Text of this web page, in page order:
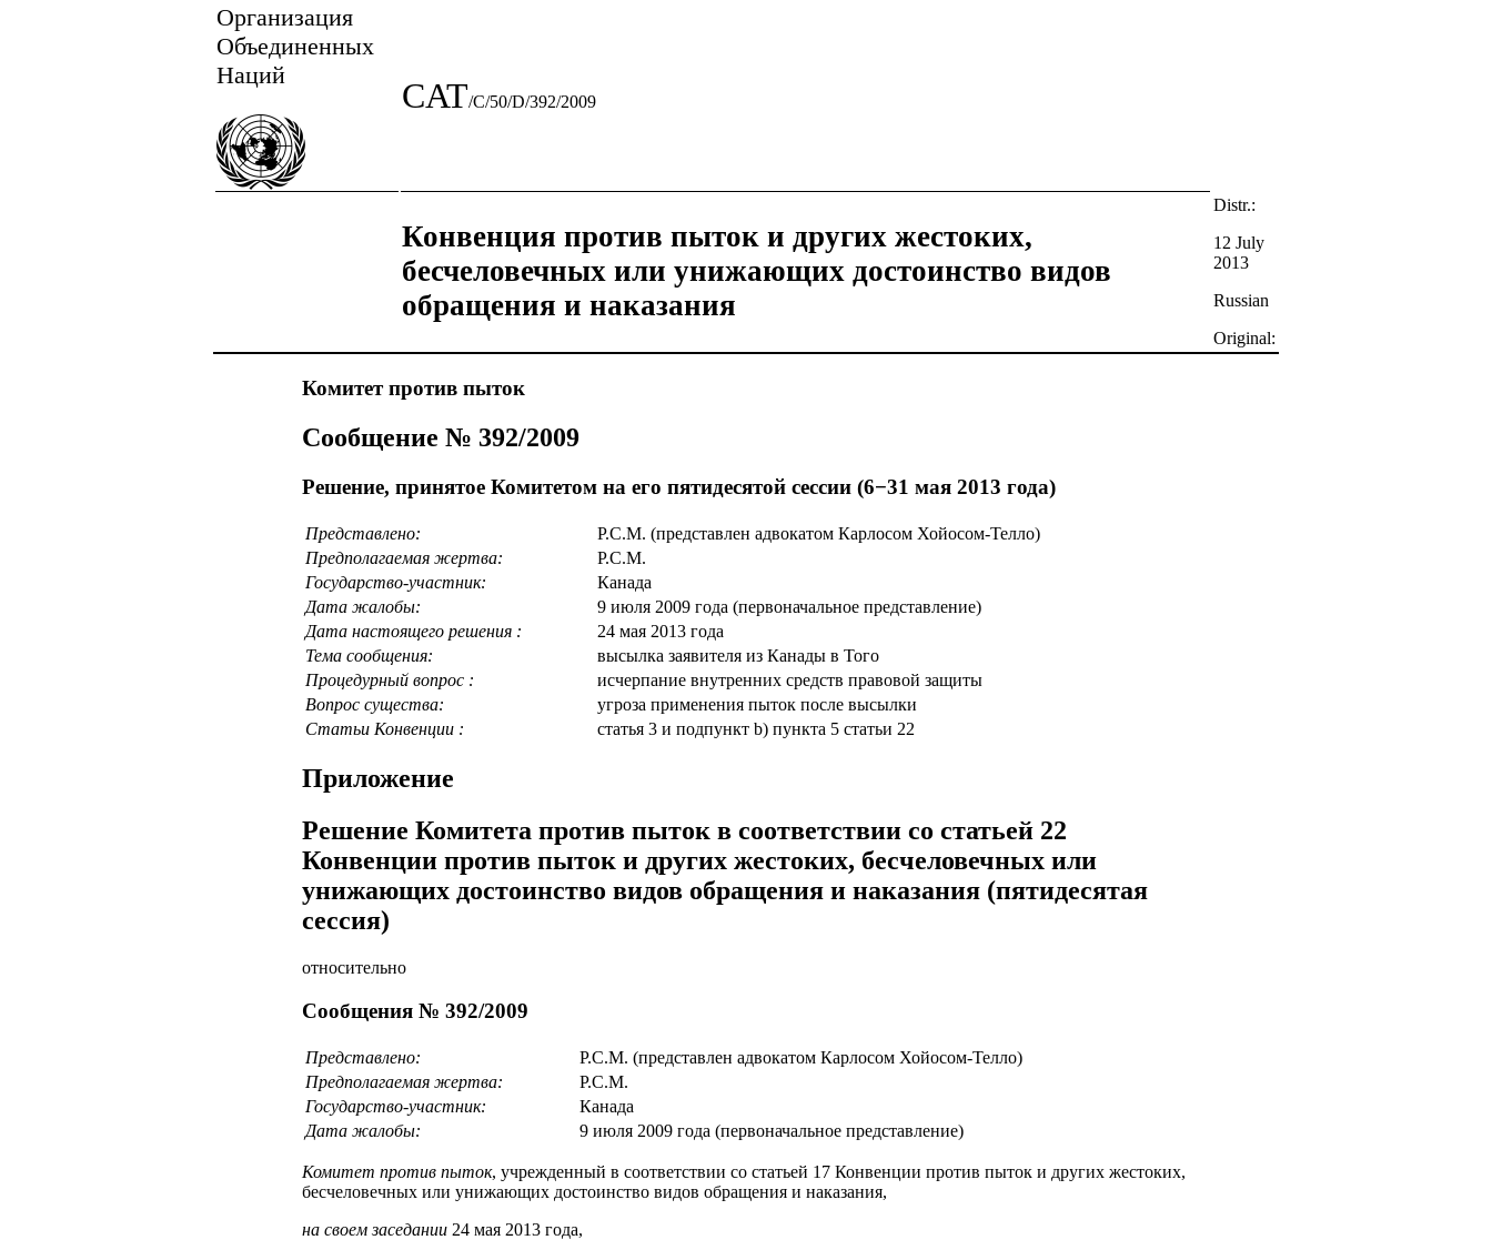
Организация
Объединенных
Наций
CAT/C/50/D/392/2009
Конвенция против пыток и других жестоких,
бесчеловечных или унижающих достоинство видов
обращения и наказания
Distr.:
12 July
2013
Russian
Original:
Комитет против пыток
Сообщение № 392/2009
Решение, принятое Комитетом на его пятидесятой сессии (6−31 мая 2013 года)
Представлено:
Р.С.М. (представлен адвокатом Карлосом Хойосом-Телло)
Предполагаемая жертва:
Р.С.М.
Государство-участник:
Канада
Дата жалобы:
9 июля 2009 года (первоначальное представление)
Дата настоящего решения :
24 мая 2013 года
Тема сообщения:
высылка заявителя из Канады в Того
Процедурный вопрос :
исчерпание внутренних средств правовой защиты
Вопрос существа:
угроза применения пыток после высылки
Статьи Конвенции :
статья 3 и подпункт b) пункта 5 статьи 22
Приложение
Решение Комитета против пыток в соответствии со статьей 22
Конвенции против пыток и других жестоких, бесчеловечных или
унижающих достоинство видов обращения и наказания (пятидесятая
сессия)
относительно
Сообщения № 392/2009
Представлено:
Р.С.М. (представлен адвокатом Карлосом Хойосом-Телло)
Предполагаемая жертва:
Р.С.М.
Государство-участник:
Канада
Дата жалобы:
9 июля 2009 года (первоначальное представление)
Комитет против пыток, учрежденный в соответствии со статьей 17 Конвенции против пыток и других жестоких,
бесчеловечных или унижающих достоинство видов обращения и наказания,
на своем заседании 24 мая 2013 года,